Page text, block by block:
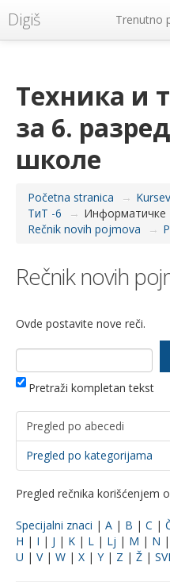
Digiš Trenutno
Техника и
за 6.
школе
Početna stranica →
ТиТ -6
→ Информатичке
Rečnik novih pojmova
→
Rečnik novih
Ovde postavite nove reči.
Pretraži kompletan tekst
Pregled po abecedi
Pregled po kategorijama
Pregled rečnika korišćenjem
Specijalni znaci | A | B | C |
H | I | J | K | L | Lj | M | N |
U | V| W | X | Y| Z | Ž |